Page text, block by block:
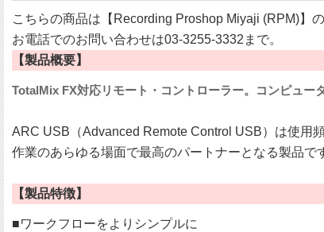
こちらの商品は【Recording Proshop Miyaji (RPM)】
お電話でのお問い合わせは03-3255-3332まで。
【製品概要】
TotalMix FX対応リモート・コントローラー。コンピュー
ARC USB（Advanced Remote Control USB）は使用
作業のあらゆる場面で最高のパートナーとなる製品
【製品特徴】
■ワークフローをよりシンプルに